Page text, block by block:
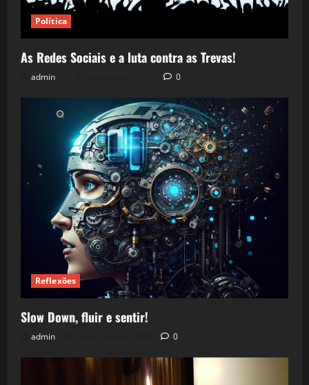
Política
As Redes Sociais e a luta contra as Trevas!
admin 0
Reflexões
Slow Down, fluir e sentir!
admin 0